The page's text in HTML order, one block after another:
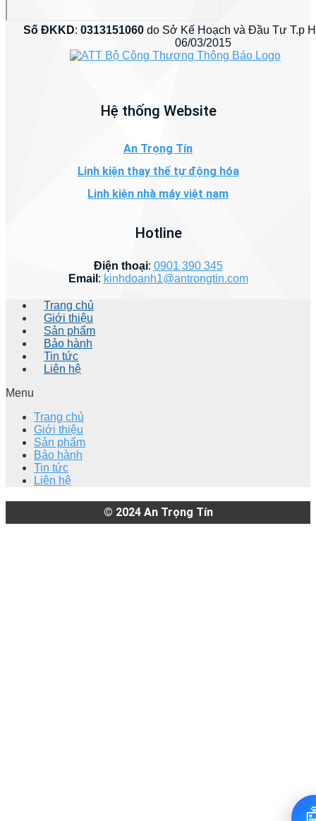
Số ĐKKD:0313151060 do Sở Kế Hoạch và Đầu Tư T.p
06/03/2015
Hệ thống Website
An Trọng Tín
Linh kiện thay thế tự động hóa
Linh kiện nhà máy việt nam
Hotline
Điện thoại: 0901 390 345
Email : kinhdoanh1@antrongtin.com
Trang chủ
Giới thiệu
Sản phẩm
Bảo hành
Tin tức
Liên hệ
Menu
Trang chủ
Giới thiệu
Sản phẩm
Bảo hành
Tin tức
Liên hệ
© 2024 An Trọng Tín